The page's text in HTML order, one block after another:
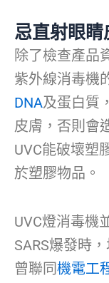
忌直射眼
除了檢查產品
紫外線消毒機
DNA及蛋白質
皮膚，否則會
UVC能破壞塑
於塑膠物品。
UVC燈消毒機
SARS爆發時
曾聯同機電工